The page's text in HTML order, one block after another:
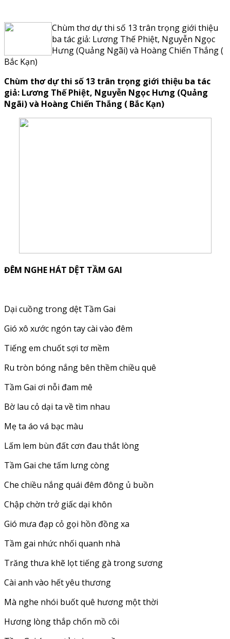
Chùm thơ dự thi số 13 trân trọng giới thiệu
ba tác giả: Lương Thế Phiệt, Nguyễn Ngọc
Hưng (Quảng Ngãi) và Hoàng Chiến Thắng (
Bắc Kạn)
Chùm thơ dự thi số 13 trân trọng giới thiệu ba tác
giả: Lương Thế Phiệt, Nguyễn Ngọc Hưng (Quảng
Ngãi)và Hoàng Chiến Thắng ( Bắc Kạn)
ĐÊM NGHE HÁT DỆT TẦM GAI
Dại cuồng trong dệt Tầm Gai
Gió xô xước ngón tay cài vào đêm
Tiếng em chuốt sợi tơ mềm
Ru tròn bóng nắng bên thềm chiều quê
Tầm Gai ơi nỗi đam mê
Bờ lau cỏ dại ta về tìm nhau
Mẹ ta áo vá bạc màu
Lấm lem bùn đất cơn đau thắt lòng
Tầm Gai che tấm lưng còng
Che chiều nắng quái đêm đông ủ buồn
Chập chờn trở giấc dại khôn
Gió mưa đạp cỏ gọi hồn đồng xa
Tầm gai nhức nhối quanh nhà
Trăng thưa khẽ lọt tiếng gà trong sương
Cài anh vào hết yêu thương
Mà nghe nhói buốt quê hương một thời
Hương lòng thắp chốn mồ côi